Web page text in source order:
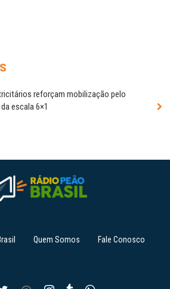
reforçam mobilização pelo
escala 6×1
Quem Somos Fale Conosco